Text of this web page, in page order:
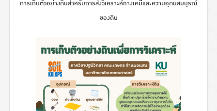
การเก็บตัวอย่างดินสำหรับการส่งวิเคราะห์ทางเคมีและความอุดมสมบูรณ์
ของดิน